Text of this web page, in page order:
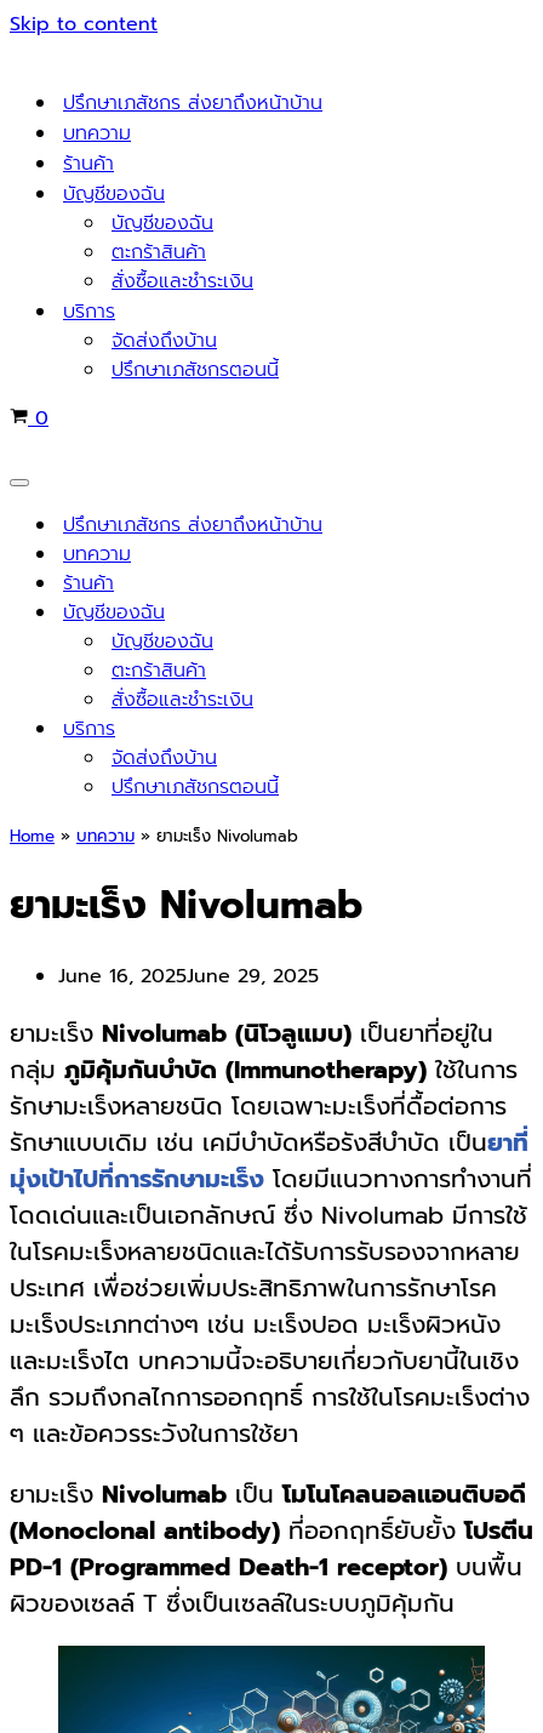
Skip to content
ปรึกษาเภสัชกร ส่งยาถึงหน้าบ้าน
บทความ
ร้านค้า
บัญชีของฉัน
บัญชีของฉัน
ตะกร้าสินค้า
สั่งซื้อและชำระเงิน
บริการ
จัดส่งถึงบ้าน
ปรึกษาเภสัชกรตอนนี้
Cart
0
Navigation
Menu ปรึกษาเภสัชกร ส่งยาถึงหน้าบ้าน
บทความ
ร้านค้า
บัญชีของฉัน
บัญชีของฉัน
ตะกร้าสินค้า
สั่งซื้อและชำระเงิน
บริการ
จัดส่งถึงบ้าน
ปรึกษาเภสัชกรตอนนี้
Home » บทความ » ยามะเร็ง Nivolumab
ยามะเร็ง Nivolumab
June 16, 2025June 29, 2025
ยามะเร็ง Nivolumab (นิโวลูแมบ) เป็นยาที่อยู่ใน
กลุ่ม ภูมิคุ้มกันบำบัด (Immunotherapy) ใช้ในการ
รักษามะเร็งหลายชนิด โดยเฉพาะมะเร็งที่ดื้อต่อการ
รักษาแบบเดิม เช่น เคมีบำบัดหรือรังสีบำบัด เป็นยาที่
มุ่งเป้าไปที่การรักษามะเร็ง โดยมีแนวทางการทำงานที่
โดดเด่นและเป็นเอกลักษณ์ ซึ่ง Nivolumab มีการใช้
ในโรคมะเร็งหลายชนิดและได้รับการรับรองจากหลาย
ประเทศ เพื่อช่วยเพิ่มประสิทธิภาพในการรักษาโรค
มะเร็งประเภทต่างๆ เช่น มะเร็งปอด มะเร็งผิวหนัง
และมะเร็งไต บทความนี้จะอธิบายเกี่ยวกับยานี้ในเชิง
ลึก รวมถึงกลไกการออกฤทธิ์ การใช้ในโรคมะเร็งต่าง
ๆ และข้อควรระวังในการใช้ยา
ยามะเร็ง Nivolumab เป็นโมโนโคลนอลแอนติบอดี
(Monoclonal antibody) ที่ออกฤทธิ์ยับยั้งโปรตีน
PD-1 (Programmed Death-1 receptor) บนพื้น
ผิวของเซลล์ T ซึ่งเป็นเซลล์ในระบบภูมิคุ้มกัน